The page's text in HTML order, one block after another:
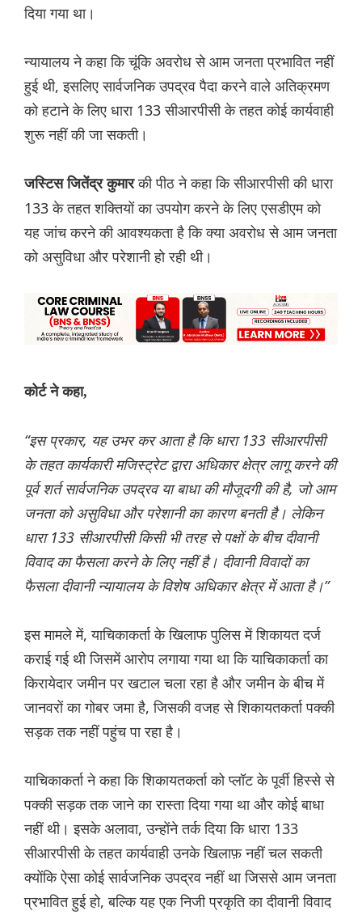
दिया गया था।
न्यायालय ने कहा कि चूंकि अवरोध से आम जनता प्रभावित नहीं
हुई थी, इसलिए सार्वजनिक उपद्रव पैदा करने वाले अतिक्रमण
को हटाने के लिए धारा 133 सीआरपीसी के तहत कोई कार्यवाही
शुरू नहीं की जा सकती।
जस्टिस जितेंद्र कुमारकी पीठ ने कहा कि सीआरपीसी की धारा
133 के तहत शक्तियों का उपयोग करने के लिए एसडीएम को
यह जांच करने की आवश्यकता है कि क्या अवरोध से आम जनता
को असुविधा और परेशानी हो रही थी।
कोर्ट ने कहा,
“इस प्रकार, यह उभर कर आता है कि धारा 133 सीआरपीसी
के तहत कार्यकारी मजिस्ट्रेट द्वारा अधिकार क्षेत्र लागू करने की
पूर्व शर्त सार्वजनिक उपद्रव या बाधा की मौजूदगी की है, जो आम
जनता को असुविधा और परेशानी का कारण बनती है। लेकिन
धारा 133 सीआरपीसी किसी भी तरह से पक्षों के बीच दीवानी
विवाद का फैसला करने के लिए नहीं है। दीवानी विवादों का
फैसला दीवानी न्यायालय के विशेष अधिकार क्षेत्र में आता है।”
इस मामले में, याचिकाकर्ता के खिलाफ पुलिस में शिकायत दर्ज
कराई गई थी जिसमें आरोप लगाया गया था कि याचिकाकर्ता का
किरायेदार जमीन पर खटाल चला रहा है और जमीन के बीच में
जानवरों का गोबर जमा है, जिसकी वजह से शिकायतकर्ता पक्की
सड़क तक नहीं पहुंच पा रहा है।
याचिकाकर्ता ने कहा कि शिकायतकर्ता को प्लॉट के पूर्वी हिस्से से
पक्की सड़क तक जाने का रास्ता दिया गया था और कोई बाधा
नहीं थी। इसके अलावा, उन्होंने तर्क दिया कि धारा 133
सीआरपीसी के तहत कार्यवाही उनके खिलाफ़ नहीं चल सकती
क्योंकि ऐसा कोई सार्वजनिक उपद्रव नहीं था जिससे आम जनता
प्रभावित हुई हो, बल्कि यह एक निजी प्रकृति का दीवानी विवाद